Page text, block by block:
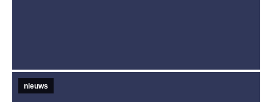
nieuws